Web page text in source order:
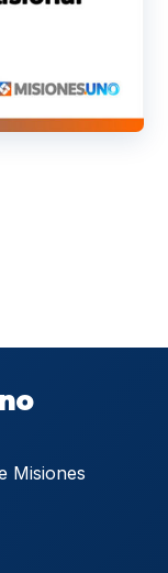
Misiones